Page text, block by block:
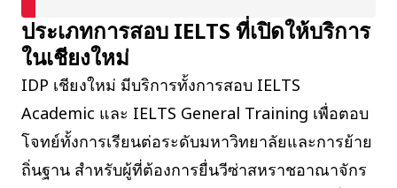
ประเภทการสอบ IELTS ที่เปิดให้บริการ
ในเชียงใหม่
IDP เชียงใหม่ มีบริการทั้งการสอบ IELTS
Academic และ IELTS General Training เพื่อตอบ
โจทย์ทั้งการเรียนต่อระดับมหาวิทยาลัยและการย้าย
ถิ่นฐาน สำหรับผู้ที่ต้องการยื่นวีซ่าสหราชอาณาจักร